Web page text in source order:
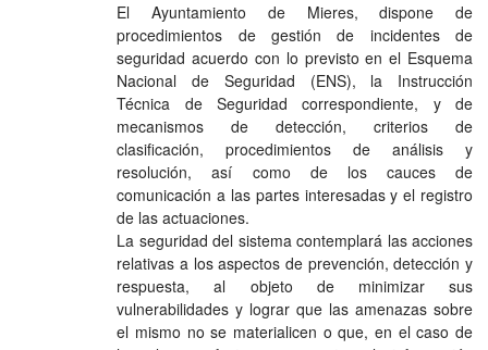
El Ayuntamiento de Mieres, dispone de
procedimientos de gestión de incidentes de
seguridad acuerdo con lo previsto en el Esquema
Nacional de Seguridad (ENS), la Instrucción
Técnica de Seguridad correspondiente, y de
mecanismos de detección, criterios de
clasificación, procedimientos de análisis y
resolución, así como de los cauces de
comunicación a las partes interesadas y el registro
de las actuaciones.
La seguridad del sistema contemplará las acciones
relativas a los aspectos de prevención, detección y
respuesta, al objeto de minimizar sus
vulnerabilidades y lograr que las amenazas sobre
el mismo no se materialicen o que, en el caso de